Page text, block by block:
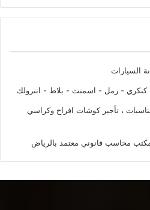
السيارات
- رمل - اسمنت - بلاط - انترولك
، تأجير كوشات افراح وكراسي
محاسب قانوني معتمد بالرياض